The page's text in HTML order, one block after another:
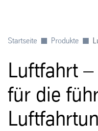
Startseite Produkte
Luftfahrt
für die